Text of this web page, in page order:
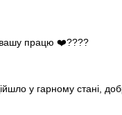
вашу працю ❤️????
у гарному стані,